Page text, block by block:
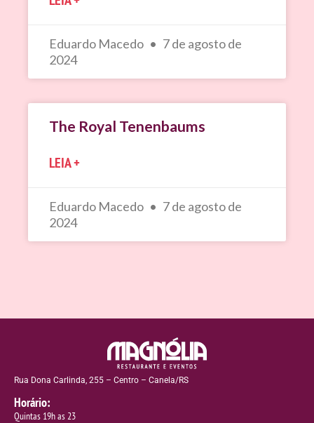
Eduardo Macedo
7 de agosto de
2024
The Royal Tenenbaums
LEIA +
Eduardo Macedo
7 de agosto de
2024
Rua Dona Carlinda, 255 – Centro – Canela/RS
Horário:
Quintas 19h as 23